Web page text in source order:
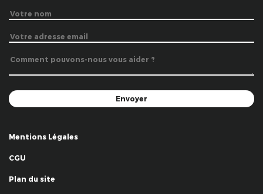
Mentions Légales
CGU
Plan du site